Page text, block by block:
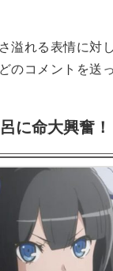
れる表情に対し
のコメントを送
に命大興奮！